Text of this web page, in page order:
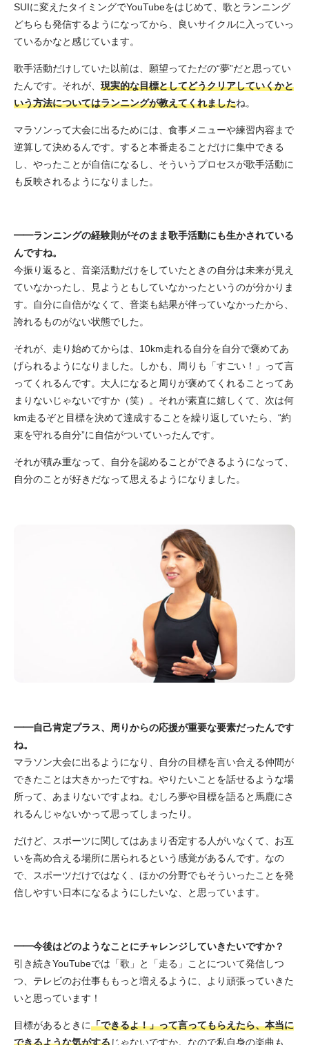
SUIに変えたタイミングでYouTubeをはじめて、歌とランニング
どちらも発信するようになってから、良いサイクルに入っていっ
ているかなと感じています。
歌手活動だけしていた以前は、願望ってただの“夢”だと思ってい
たんです。それが、 現実的な目標としてどうクリアしていくかと
いう方法についてはランニングが教えてくれましたね。
マラソンって大会に出るためには、食事メニューや練習内容まで
逆算して決めるんです。すると本番走ることだけに集中できる
し、やったことが自信になるし、そういうプロセスが歌手活動に
も反映されるようになりました。
━━ランニングの経験則がそのまま歌手活動にも生かされている
んですね。
今振り返ると、音楽活動だけをしていたときの自分は未来が見え
ていなかったし、見ようともしていなかったというのが分かりま
す。自分に自信がなくて、音楽も結果が伴っていなかったから、
誇れるものがない状態でした。
それが、走り始めてからは、10km走れる自分を自分で褒めてあ
げられるようになりました。しかも、周りも「すごい！」って言
ってくれるんです。大人になると周りが褒めてくれることってあ
まりないじゃないですか（笑）。それが素直に嬉しくて、次は何
km走るぞと目標を決めて達成することを繰り返していたら、“約
束を守れる自分”に自信がついていったんです。
それが積み重なって、自分を認めることができるようになって、
自分のことが好きだなって思えるようになりました。
━━自己肯定プラス、周りからの応援が重要な要素だったんです
ね。
マラソン大会に出るようになり、自分の目標を言い合える仲間が
できたことは大きかったですね。やりたいことを話せるような場
所って、あまりないですよね。むしろ夢や目標を語ると馬鹿にさ
れるんじゃないかって思ってしまったり。
だけど、スポーツに関してはあまり否定する人がいなくて、お互
いを高め合える場所に居られるという感覚があるんです。なの
で、スポーツだけではなく、ほかの分野でもそういったことを発
信しやすい日本になるようにしたいな、と思っています。
━━今後はどのようなことにチャレンジしていきたいですか？
引き続きYouTubeでは「歌」と「走る」ことについて発信しつ
つ、テレビのお仕事ももっと増えるように、より頑張っていきた
いと思っています！
目標があるときに「できるよ！」って言ってもらえたら、本当に
できるような気がするじゃないですか。なので私自身の楽曲も、